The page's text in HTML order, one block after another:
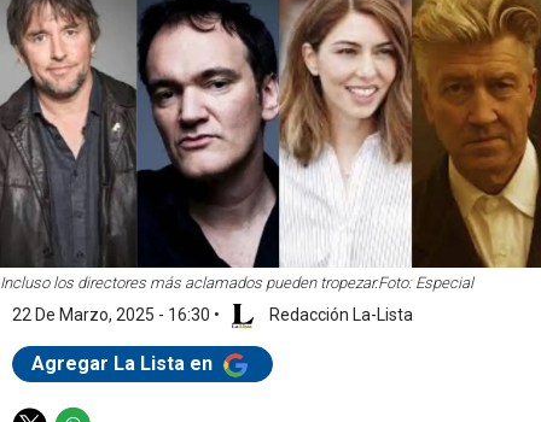
Incluso los directores más aclamados pueden tropezar.Foto: Especial
22 De Marzo, 2025 - 16:30 • Redacción La-Lista
Agregar La Lista en